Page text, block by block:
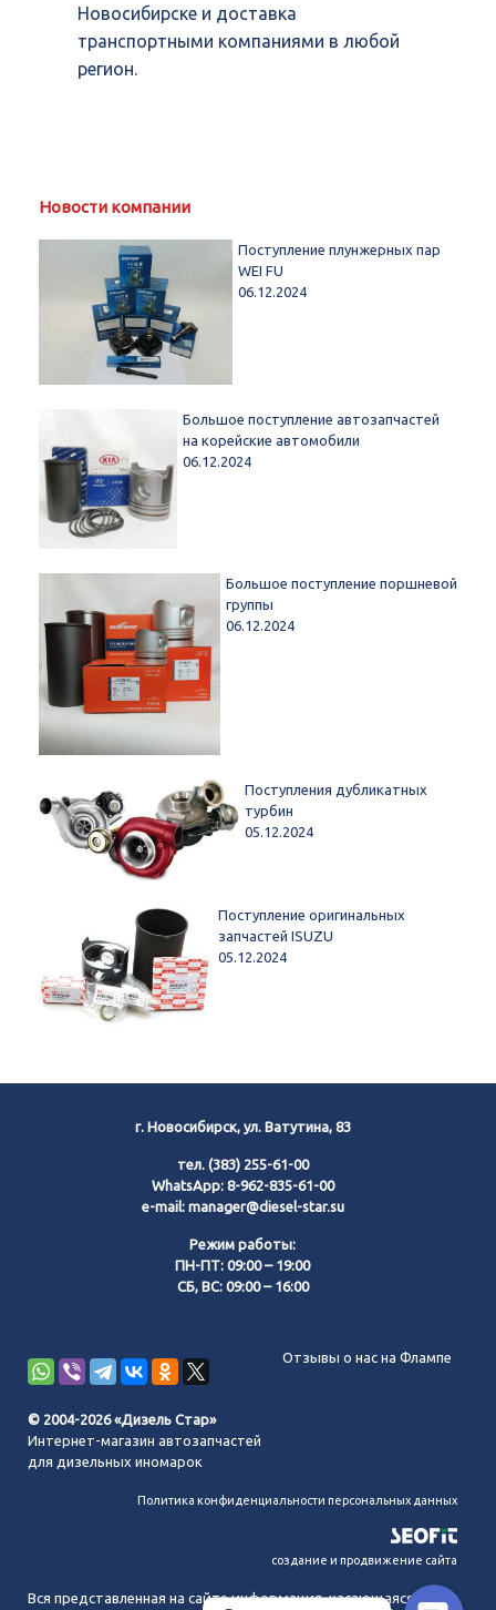
Новосибирске и доставка
транспортными компаниями в любой
регион.
Новости компании
Поступление плунжерных пар
WEI FU
06.12.2024
Большое поступление автозапчастей
на корейские автомобили
06.12.2024
Большое поступление поршневой
группы
06.12.2024
Поступления дубликатных
турбин
05.12.2024
Поступление оригинальных
запчастей ISUZU
05.12.2024
г. Новосибирск, ул. Ватутина, 83
тел. (383) 255-61-00
WhatsApp: 8-962-835-61-00
e-mail: manager@diesel-star.su
Режим работы:
ПН-ПТ: 09:00 – 19:00
СБ, ВС: 09:00 – 16:00
Отзывы о нас на Флампе
© 2004-2026 «Дизель Стар»
Интернет-магазин автозапчастей
для дизельных иномарок
Политика конфиденциальности персональных данных
создание и продвижение сайта
Вся представленная на сайте информация, касающаяся